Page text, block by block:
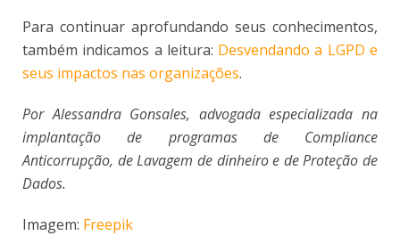
Para continuar aprofundando seus conhecimentos,
também indicamos a leitura: Desvendando a LGPD e
seus impactos nas organizações.
Por Alessandra Gonsales, advogada especializada na
implantação de programas de Compliance
Anticorrupção, de Lavagem de dinheiro e de Proteção de
Dados.
Imagem: Freepik